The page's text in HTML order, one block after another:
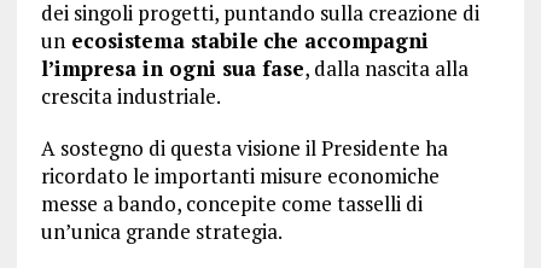
dei singoli progetti, puntando sulla creazione di
unecosistema stabile che accompagni
l’impresa in ogni sua fase, dalla nascita alla
crescita industriale.
A sostegno di questa visione il Presidente ha
ricordato le importanti misure economiche
messe a bando, concepite come tasselli di
un’unica grande strategia.